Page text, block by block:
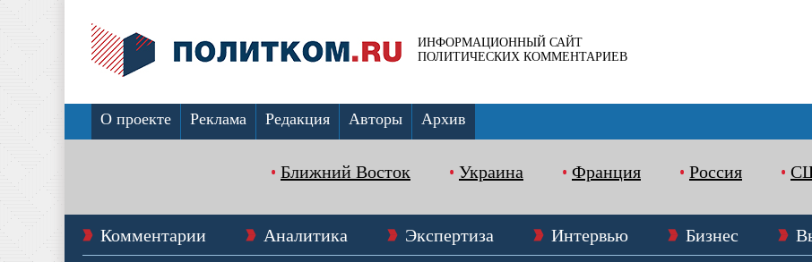
ИНФОРМАЦИОННЫЙ САЙТ
ПОЛИТИЧЕСКИХ КОММЕНТАРИЕВ
О проекте Реклама Редакция Авторы Архив
Ближний Восток Украина Франция Россия
Комментарии Аналитика Экспертиза Интервью Бизнес